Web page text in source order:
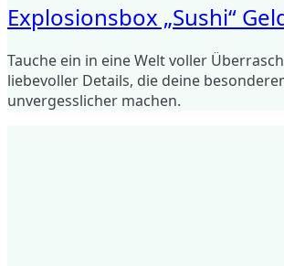
Explosionsbox „Sushi“
Tauche ein in eine Welt voller
liebevoller Details, die deine
unvergesslicher machen.